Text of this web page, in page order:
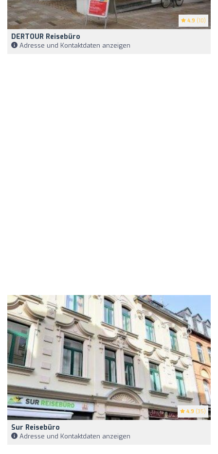
4.9 (10)
DERTOUR Reisebüro
Adresse und Kontaktdaten anzeigen
4.9 (35)
Sur Reisebüro
Adresse und Kontaktdaten anzeigen